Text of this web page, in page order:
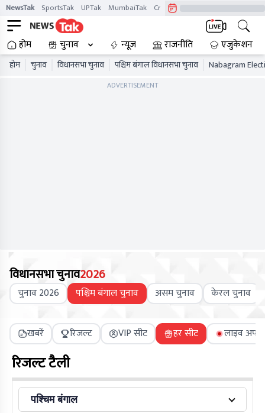
NewsTak SportsTak UPTak MumbaiTak CrimeTak
होम चुनाव न्यूज़ राजनीति एजुकेशन
होम चुनाव विधानसभा चुनाव पश्चिम बंगाल विधानसभा चुनाव Nabagram
ADVERTISEMENT
विधानसभा चुनाव2026
चुनाव 2026 पश्चिम बंगाल चुनाव असम चुनाव केरल चुनाव
खबरें रिजल्ट VIP सीट हर सीट लाइव
रिजल्ट टैली